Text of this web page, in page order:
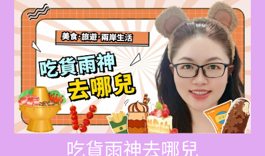
Skip
content
吃貨雨神去哪兒